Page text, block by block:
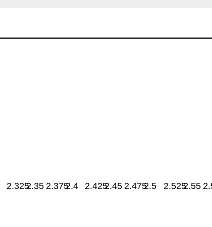
2.3252.35 2.3752.4 2.4252.45 2.4752.5 2.5252.55